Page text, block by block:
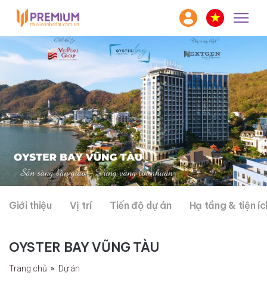
Giới thiệu Vị trí Tiến độ dự án Hạ tầng & tiện
OYSTER BAY VŨNG TÀU
Trang chủ Dự án